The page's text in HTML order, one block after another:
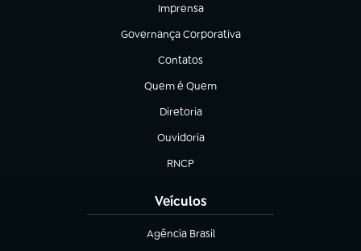
Imprensa
(abre em nova aba)
Governança Corporativa
(abre em nova aba)
Contatos
(abre em nova aba)
Quem é Quem
(abre em nova aba)
Diretoria
(abre em nova aba)
Ouvidoria
(abre em nova aba)
RNCP
(abre em nova aba)
Veículos
Agência Brasil
(abre em nova aba)